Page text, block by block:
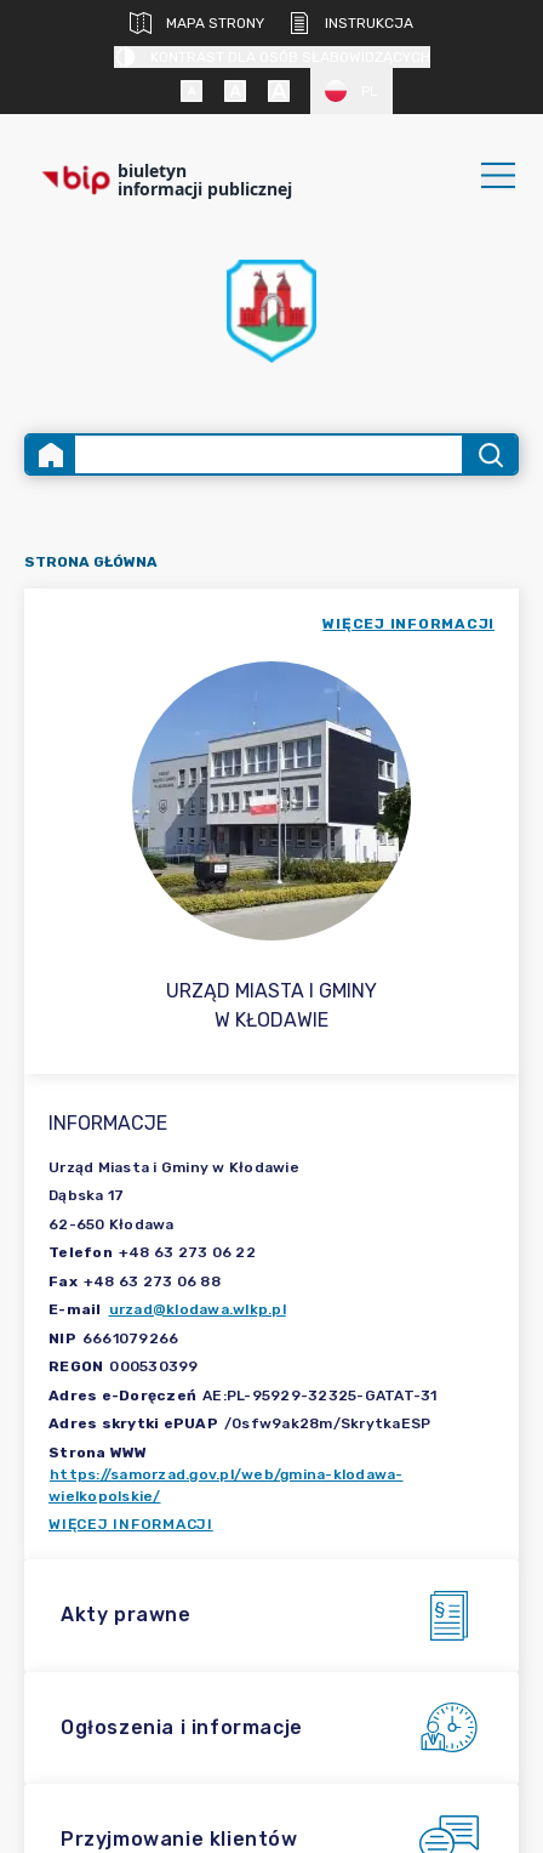
MAPA STRONY
INSTRUKCJA
biuletyn
informacji publicznej
STRONA GŁÓWNA
URZĄD MIASTA I GMINY
WIĘCEJ INFORMACJI
W KŁODAWIE
INFORMACJE
Urząd Miasta i Gminy w Kłodawie
Dąbska 17
62-650 Kłodawa
Telefon +48 63 273 06 22
Fax +48 63 273 06 88
E-mail
urzad@klodawa.wlkp.pl
NIP 6661079266
REGON 000530399
Adres e-Doręczeń AE:PL-95929-32325-GATAT-31
Adres skrytki ePUAP /0sfw9ak28m/SkrytkaESP
Strona WWW
https://samorzad.gov.pl/web/gmina-klodawa-
wielkopolskie/
WIĘCEJ INFORMACJI
Akty prawne
Ogłoszenia i informacje
Przyjmowanie klientów